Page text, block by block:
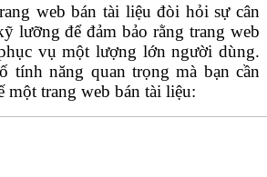
web bán tài liệu đòi hỏi sự cân
lưỡng để đảm bảo rằng trang web
vụ một lượng lớn người dùng.
tính năng quan trọng mà bạn cần
một trang web bán tài liệu: